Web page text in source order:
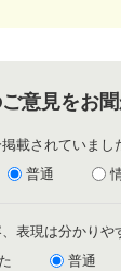
意見をお
載されていまし
普通
表現は分かりや
普通